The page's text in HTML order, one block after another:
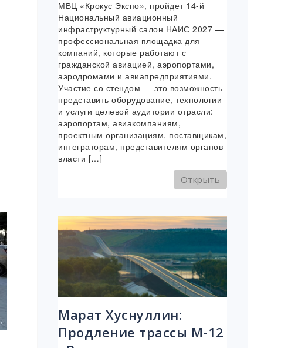
МВЦ «Крокус Экспо», пройдет 14-й
Национальный авиационный
инфраструктурный салон НАИС 2027 —
профессиональная площадка для
компаний, которые работают с
гражданской авиацией, аэропортами,
аэродромами и авиапредприятиями.
Участие со стендом — это возможность
представить оборудование, технологии
и услуги целевой аудитории отрасли:
аэропортам, авиакомпаниям,
проектным организациям, поставщикам,
интеграторам, представителям органов
власти […]
Открыть
Марат Хуснуллин:
Продление трассы М-12